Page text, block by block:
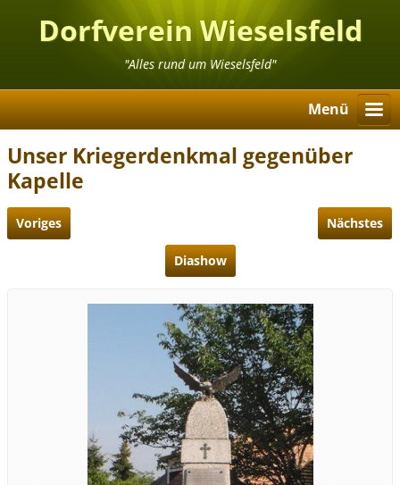
Dorfverein Wieselsfeld
"Alles rund um Wieselsfeld"
Menü
Unser Kriegerdenkmal gegenüber
Kapelle
Voriges Nächstes
Diashow